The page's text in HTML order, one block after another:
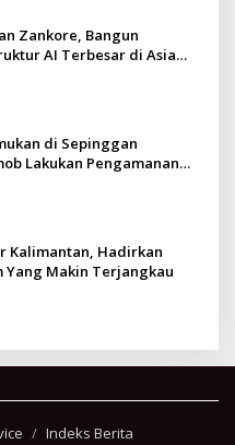
Zankore, Bangun
AI Terbesar di Asia
di Sepinggan
Lakukan Pengamanan
Kalimantan, Hadirkan
Yang Makin Terjangkau
Indeks Berita